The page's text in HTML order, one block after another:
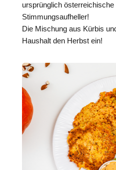
ursprünglich
Stimmungsaufheller!
Die Mischung aus Kürbis
Haushalt den Herbst ein!